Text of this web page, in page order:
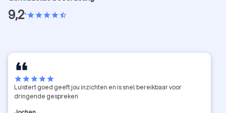
9,2•starstarstarstarstar_half
starstarstarstarstar
Luistert goed geeft jou inzichten en is snel bereikbaar voor
dringende gespreken